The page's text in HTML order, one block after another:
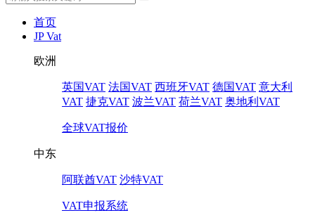
首页
JP Vat
欧洲
英国VAT 法国VAT 西班牙VAT 德国VAT 意大利
VAT 捷克VAT 波兰VAT 荷兰VAT 奥地利VAT
全球VAT报价
中东
阿联酋VAT 沙特VAT
VAT申报系统